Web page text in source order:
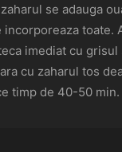
se adauga
imediat cu
cu zaharul tos
timp de 40-50 min.